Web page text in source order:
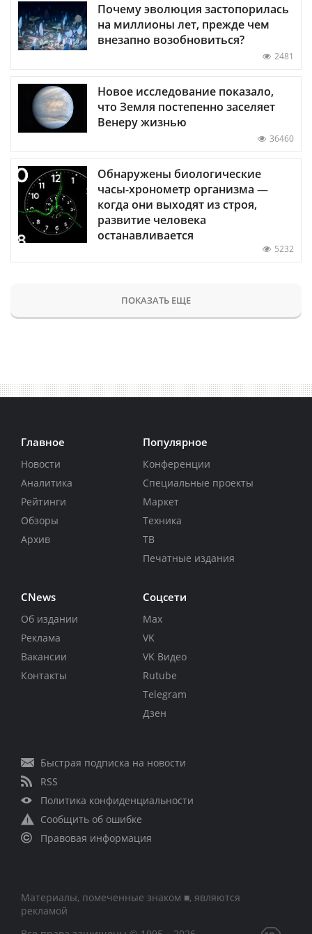
Почему эволюция застопорилась
на миллионы лет, прежде чем
внезапно возобновиться?
2481
Новое исследование показало,
что Земля постепенно заселяет
Венеру жизнью
36460
Обнаружены биологические
часы-хронометр организма —
когда они выходят из строя,
развитие человека
останавливается
5232
ПОКАЗАТЬ ЕЩЕ
Главное
Новости
Аналитика
Рейтинги
Обзоры
Архив
Популярное
Конференции
Специальные проекты
Маркет
Техника
ТВ
Печатные издания
CNews
Об издании
Реклама
Вакансии
Контакты
Соцсети
Max
VK
VK Видео
Rutube
Telegram
Дзен
Быстрая подписка на новости
RSS
Политика конфиденциальности
Сообщить об ошибке
Правовая информация
Материалы, помеченные знаком ■, являются
рекламой